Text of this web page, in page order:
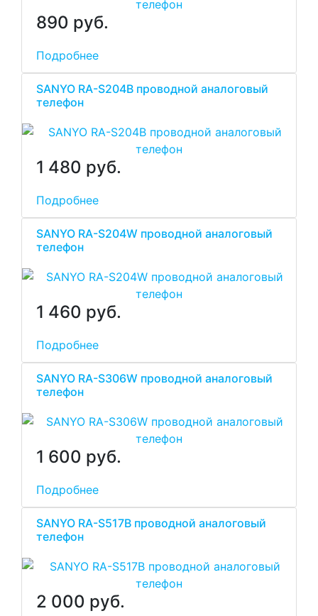
890 руб.
Подробнее
SANYO RA-S204B проводной аналоговый
телефон
1 480 руб.
Подробнее
SANYO RA-S204W проводной аналоговый
телефон
1 460 руб.
Подробнее
SANYO RA-S306W проводной аналоговый
телефон
1 600 руб.
Подробнее
SANYO RA-S517B проводной аналоговый
телефон
2 000 руб.